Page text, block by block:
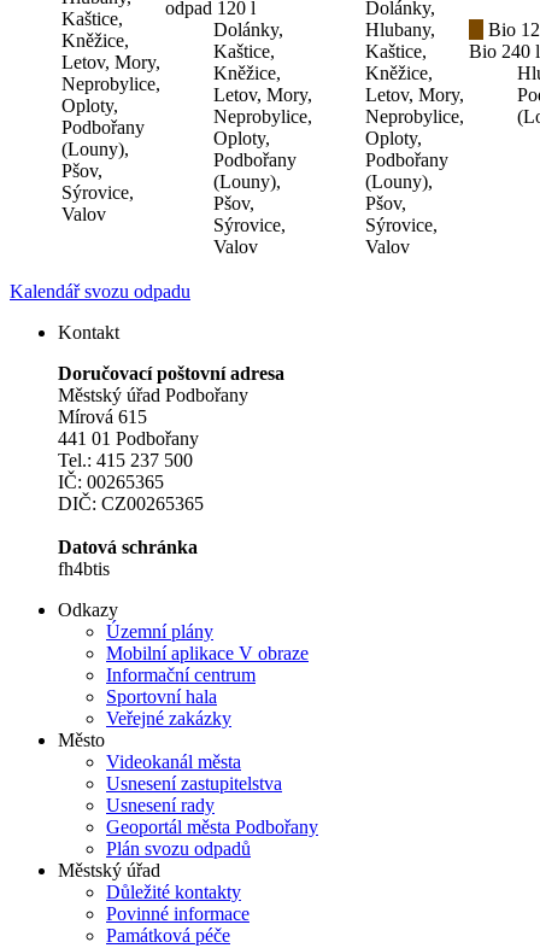
Kaštice,
Kněžice,
Letov, Mory,
Neprobylice,
Oploty,
Podbořany
(Louny),
Pšov,
Sýrovice,
Valov
odpad 120 l
Dolánky,
Kaštice,
Kněžice,
Letov, Mory,
Neprobylice,
Oploty,
Podbořany
(Louny),
Pšov,
Sýrovice,
Valov
Dolánky,
Hlubany,
Kaštice,
Kněžice,
Letov, Mory,
Neprobylice,
Oploty,
Podbořany
(Louny),
Pšov,
Sýrovice,
Valov
Bio
Bio 240 l
Kalendář svozu odpadu
Kontakt
Doručovací poštovní adresa
Městský úřad Podbořany
Mírová 615
441 01 Podbořany
Tel.: 415 237 500
IČ: 00265365
DIČ: CZ00265365
Datová schránka
fh4btis
Odkazy
Územní plány
Mobilní aplikace V obraze
Informační centrum
Sportovní hala
Veřejné zakázky
Město
Videokanál města
Usnesení zastupitelstva
Usnesení rady
Geoportál města Podbořany
Plán svozu odpadů
Městský úřad
Důležité kontakty
Povinné informace
Památková péče